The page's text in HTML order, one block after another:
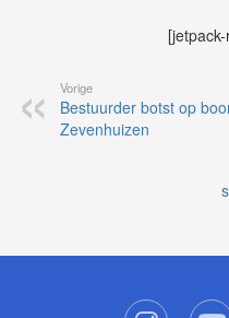
Vorige
Bestuurder botst op
Zevenhuizen